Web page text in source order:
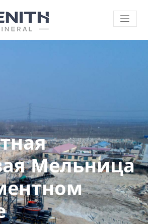
Мельница